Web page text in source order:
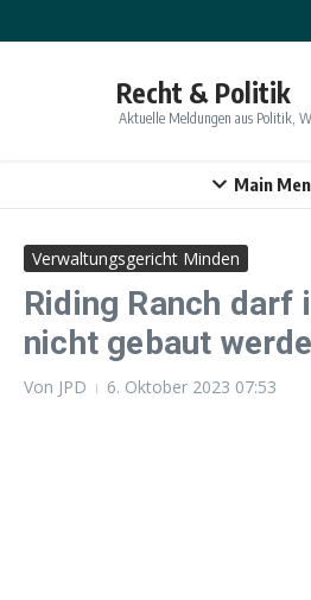
Recht & Politik
Aktuelle Meldungen aus Politik,
Main
Verwaltungsgericht Minden
Riding Ranch darf
nicht gebaut
Von JPD 6. Oktober 2023 07:53